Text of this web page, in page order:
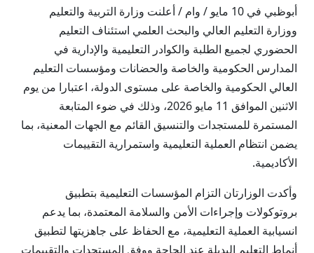
أبوظبي في 10 مايو / وام / أعلنت وزارة التربية والتعليم
ووزارة التعليم العالي والبحث العلمي استئناف التعليم
الحضوري لجميع الطلبة والكوادر التعليمية والإدارية في
المدارس الحكومية والخاصة والحضانات ومؤسسات التعليم
العالي الحكومية والخاصة على مستوى الدولة، اعتبارا من يوم
الاثنين الموافق 11 مايو 2026، وذلك في ضوء المتابعة
المستمرة للمستجدات والتنسيق القائم مع الجهات المعنية، بما
يضمن انتظام العملية التعليمية واستمرارية التقييمات
الأكاديمية.
وأكدت الوزارتان التزام المؤسسات التعليمية بتطبيق
بروتوكولات وإجراءات الأمن والسلامة المعتمدة، بما يدعم
انسيابية العملية التعليمية، مع الحفاظ على جاهزيتها لتطبيق
أنماط التعليم البديلة عند الحاجة ووفق المستجدات والتقييمات